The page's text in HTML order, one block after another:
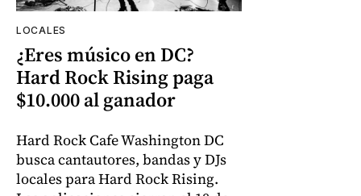
LOCALES
¿Eres músico en DC?
Hard Rock Rising paga
$10.000 al ganador
Hard Rock Cafe Washington DC
busca cantautores, bandas y DJs
locales para Hard Rock Rising.